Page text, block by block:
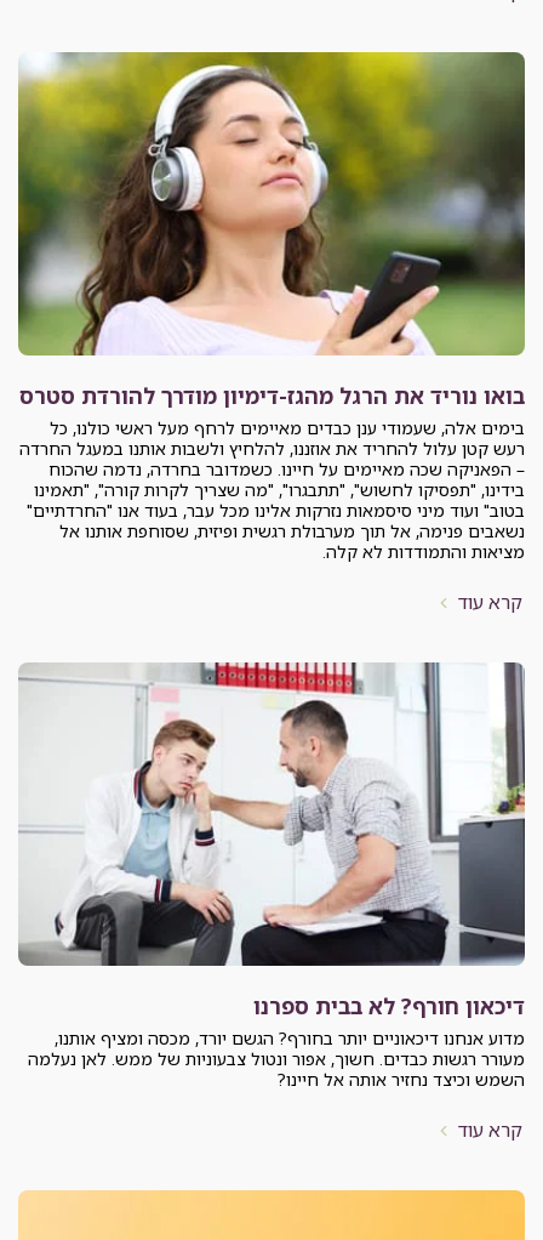
בואו נוריד את הרגל מהגז-דימיון מודרך להורדת סטרס
בימים אלה, שעמודי ענן כבדים מאיימים לרחף מעל ראשי כולנו, כל
רעש קטן עלול להחריד את אוזננו, להלחיץ ולשבות אותנו במעגל החרדה
– הפאניקה שכה מאיימים על חיינו. כשמדובר בחרדה, נדמה שהכוח
בידינו, "תפסיקו לחשוש", "תתבגרו", "מה שצריך לקרות קורה", "תאמינו
בטוב" ועוד מיני סיסמאות נזרקות אלינו מכל עבר, בעוד אנו "החרדתיים"
נשאבים פנימה, אל תוך מערבולת רגשית ופיזית, שסוחפת אותנו אל
מציאות והתמודדות לא קלה.
קרא עוד
דיכאון חורף? לא בבית ספרנו
מדוע אנחנו דיכאוניים יותר בחורף? הגשם יורד, מכסה ומציף אותנו,
מעורר רגשות כבדים. חשוך, אפור ונטול צבעוניות של ממש. לאן נעלמה
השמש וכיצד נחזיר אותה אל חיינו?
קרא עוד